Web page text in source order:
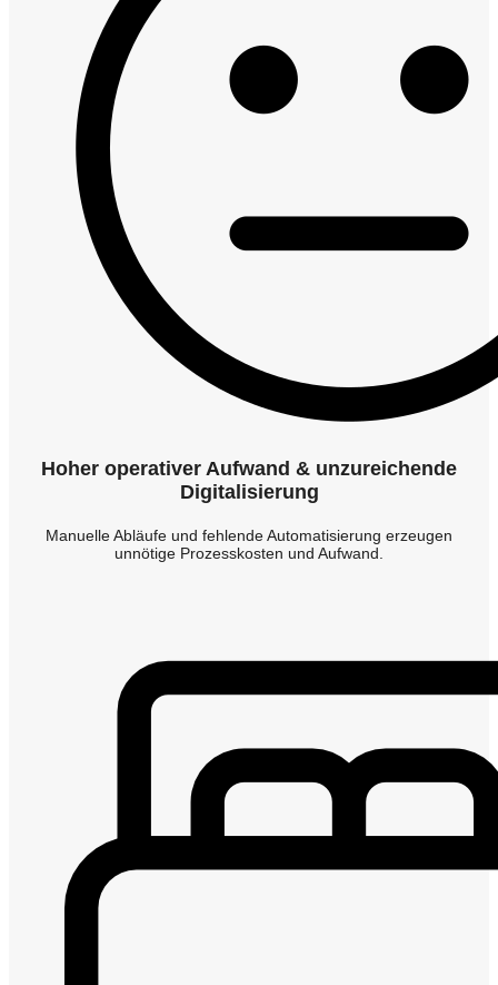
Hoher operativer Aufwand & unzureichende
Digitalisierung
Manuelle Abläufe und fehlende Automatisierung erzeugen
unnötige Prozesskosten und Aufwand.